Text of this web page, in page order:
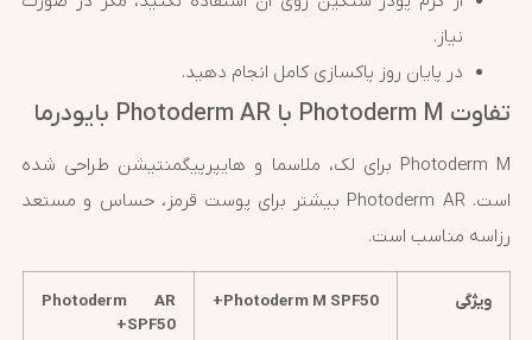
نیاز.
در پایان روز پاکسازی کامل انجام دهید.
تفاوت Photoderm M با Photoderm AR بایودرما
Photoderm M برای لک، ملاسما و هایپرپیگمنتیشن طراحی شده
است. Photoderm AR بیشتر برای پوست قرمز، حساس و مستعد
رزاسه مناسب است.
ویژگی Photoderm M SPF50+
Photoderm AR
SPF50+